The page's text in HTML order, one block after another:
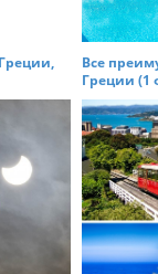
Все
Греции (1